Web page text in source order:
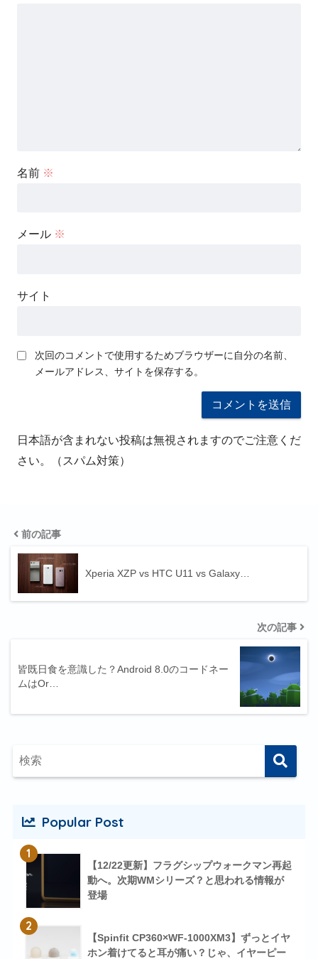
名前 ※
メール ※
サイト
次回のコメントで使用するためブラウザーに自分の名前、
メールアドレス、サイトを保存する。
日本語が含まれない投稿は無視されますのでご注意くだ
さい。（スパム対策）
前の記事
Xperia XZP vs HTC U11 vs Galaxy…
次の記事
皆既日食を意識した？Android 8.0のコードネー
ムはOr…
Popular Post
1
【12/22更新】フラグシップウォークマン再起
動へ。次期WMシリーズ？と思われる情報が
登場
2
【Spinfit CP360×WF-1000XM3】ずっとイヤ
ホン着けてると耳が痛い？じゃ、イヤーピー